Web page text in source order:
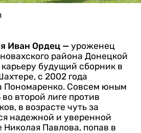
Иван Ордец — уроженец
района Донецкой
будущий сборник в
с 2002 года
Пономаренко. Совсем юным
второй лиге против
в возрасте чуть за
надежной и уверенной
Николая Павлова, попав в